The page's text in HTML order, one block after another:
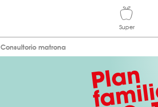
Consultorio matrona